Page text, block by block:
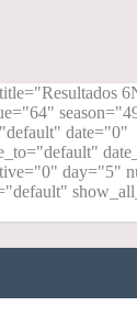
date="0"
day="5"